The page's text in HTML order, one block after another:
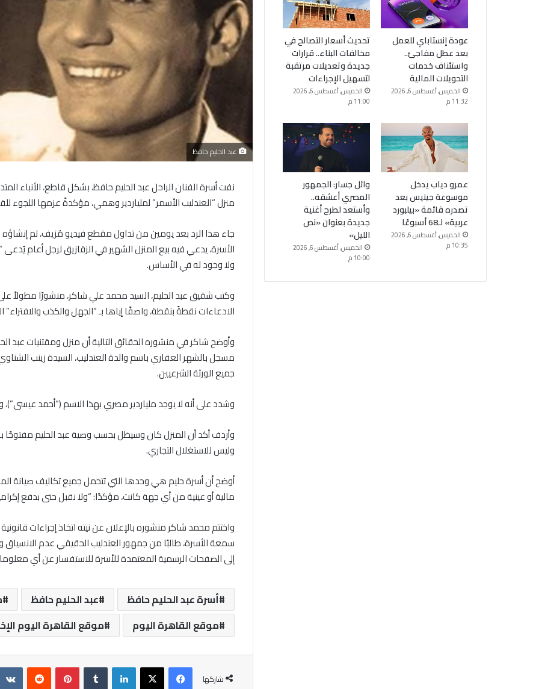
عبد الحليم حافظ
نفت أسرة الفنان الراحل عبد الحليم حافظ، بشكل قاطع، الأنباء
منزل “العندليب الأسمر” لملياردير وهمي، مؤكدةً عزمها
الأسرة، يدعي فيه بيع المنزل الشهير في الزقازيق لرجل أعام
ولا وجود له في الأساس.
وكتب شقيق عبد الحليم، السيد محمد علي شاكر، منشورًا
الادعاءات نقطةً بنقطة، واصفًا إياها بـ “الجهل والكذب
وأوضح شاكر في منشوره الحقائق التالية أن منزل ومقتنيات
مسجل بالشهر العقاري باسم والدة العندليب، السيدة زينب
جميع الورثة الشرعيين.
وشدد على أنه لا يوجد ملياردير مصري بهذا الاسم (“أحمد
وأردف أكد أن المنزل كان وسيظل بحسب وصية عبد الحليم مفتوحًا
وليس للاستغلال التجاري.
أوضح أن أسرة حليم هي وحدها التي تتحمل جميع تكاليف صيانة
مالية أو عينية من أي جهة كانت، مؤكدًا: “ولا نقبل حتى بدفع
واختتم محمد شاكر منشوره بالإعلان عن نيته اتخاذ إجراءات
سمعة الأسرة، طالبًا من جمهور العندليب الحقيقي عدم الانسياق
إلى الصفحات الرسمية المعتمدة للأسرة للاستفسار عن أي
أسرة عبد الحليم حافظ عبد الحليم حافظ
موقع القاهرة اليوم
موقع القاهرة اليوم
شاركها
فيسبوك لينكدإن بينتيريست
عودة إنستاباي للعمل
بعد عطل مفاجئ..
واستئناف خدمات
التحويلات المالية
الخميس, أغسطس 6, 2026
11:32 م
تحديث أسعار التصالح في
مخالفات البناء.. قرارات
جديدة وتعديلات مرتقبة
لتسهيل الإجراءات
الخميس, أغسطس 6, 2026
11:00 م
عمرو دياب يدخل
موسوعة جينيس بعد
تصدره قائمة «بيلبورد
عربية» لـ68 أسبوعًا
الخميس, أغسطس 6, 2026
10:35 م
وائل جسار: الجمهور
المصري أعشقه..
وأستعد لطرح أغنية
جديدة بعنوان «نص
الليل»
الخميس, أغسطس 6, 2026
10:00 م